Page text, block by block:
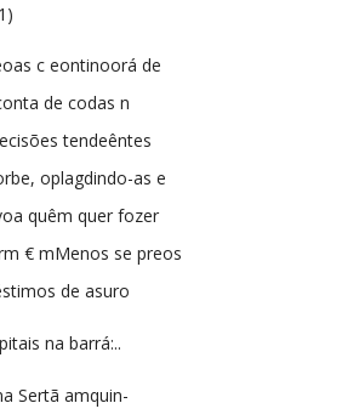
c eontinoorá de
de codas n
tendeêntes
oplagdindo-as e
quêm quer fozer
€ mMenos se preos
de asuro
na barrá:..
Sertã amquin-